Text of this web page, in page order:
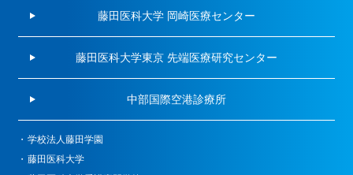
藤田医科大学 岡崎医療センター
藤田医科大学東京 先端医療研究センター
中部国際空港診療所
学校法人藤田学園
藤田医科大学